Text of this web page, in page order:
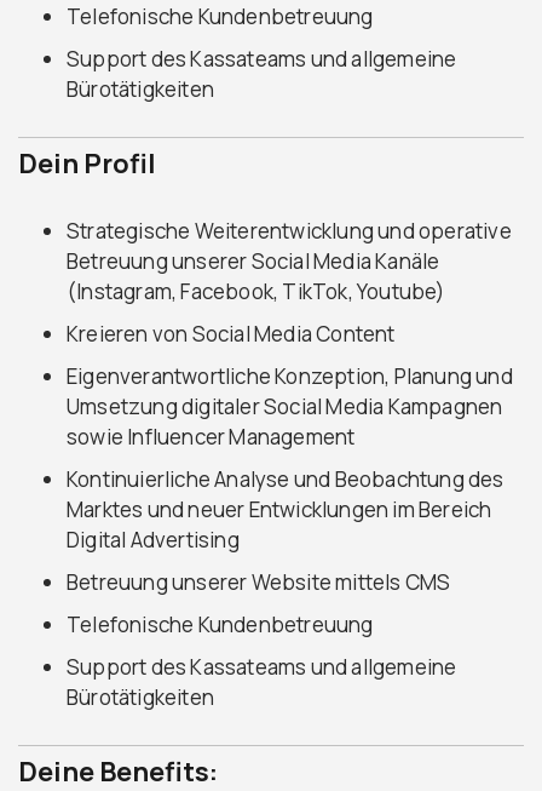
Telefonische Kundenbetreuung
Support des Kassateams und allgemeine
Bürotätigkeiten
Dein Profil
Strategische Weiterentwicklung und operative
Betreuung unserer Social Media Kanäle
(Instagram, Facebook, TikTok, Youtube)
Kreieren von Social Media Content
Eigenverantwortliche Konzeption, Planung und
Umsetzung digitaler Social Media Kampagnen
sowie Influencer Management
Kontinuierliche Analyse und Beobachtung des
Marktes und neuer Entwicklungen im Bereich
Digital Advertising
Betreuung unserer Website mittels CMS
Telefonische Kundenbetreuung
Support des Kassateams und allgemeine
Bürotätigkeiten
Deine Benefits: